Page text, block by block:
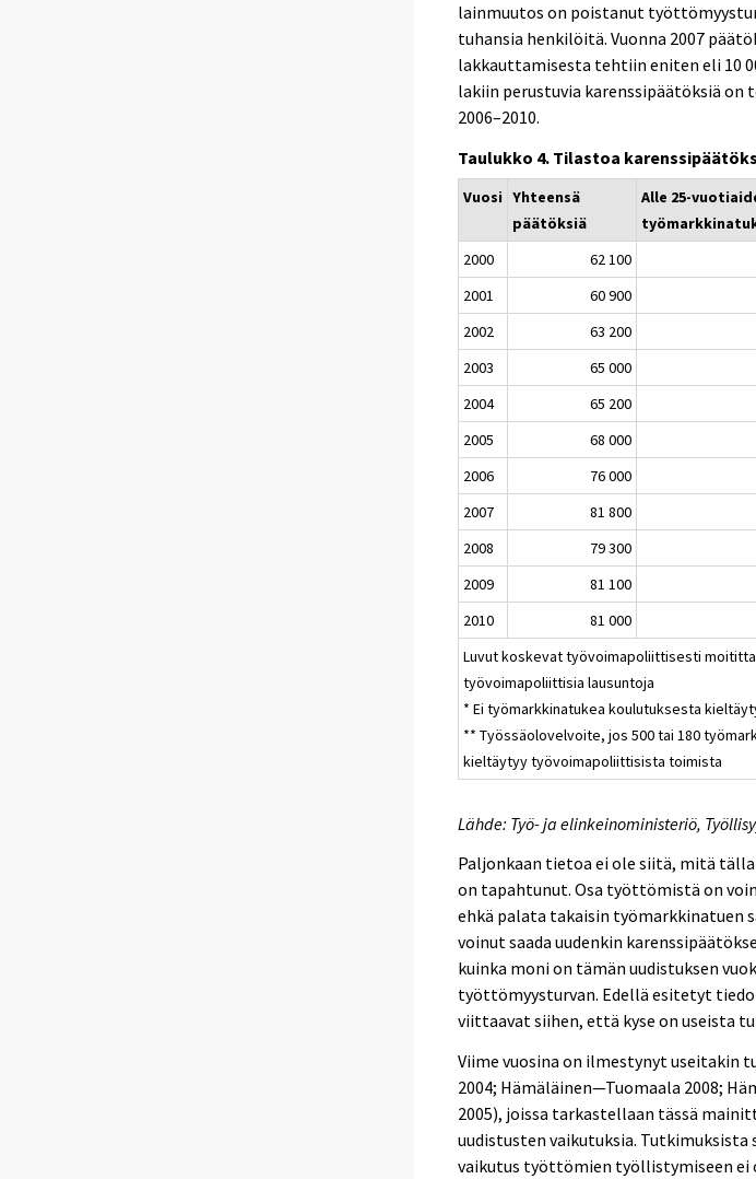
lainmuutos on poistanut
tuhansia henkilöitä. Vuonna 2007
lakkauttamisesta tehtiin eniten eli 10
lakiin perustuvia karenssipäätöksiä on
2006–2010.
Taulukko 4. Tilastoa
Vuosi Yhteensä
päätöksiä
Alle 25-
2000
62 100
2001
60 900
2002
63 200
2003
65 000
2004
65 200
2005
68 000
2006
76 000
2007
81 800
2008
79 300
2009
81 100
2010
81 000
Luvut koskevat työvoimapoliittisesti
työvoimapoliittisia lausuntoja
* Ei työmarkkinatukea koulutuksesta
** Työssäolovelvoite, jos 500 tai 180
kieltäytyy työvoimapoliittisista toimista
Lähde: Työ- ja elinkeinoministeriö,
Paljonkaan tietoa ei ole siitä, mitä
on tapahtunut. Osa työttömistä on
ehkä palata takaisin työmarkkinatuen
voinut saada uudenkin
kuinka moni on tämän uudistuksen
työttömyysturvan. Edellä esitetyt
viittaavat siihen, että kyse on useista
Viime vuosina on ilmestynyt useitakin
2004; Hämäläinen—Tuomaala 2008;
2005), joissa tarkastellaan tässä
uudistusten vaikutuksia. Tutkimuksista
vaikutus työttömien työllistymiseen ei